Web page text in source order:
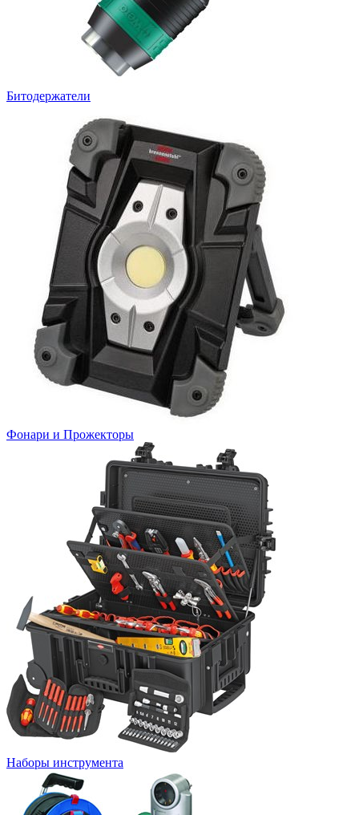
Битодержатели
Фонари и Прожекторы
Наборы инструмента